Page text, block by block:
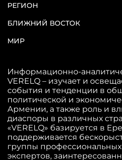
РЕГИОН
БЛИЖНИЙ ВОСТОК
МИР
Информационно-
VERELQ – изучает и
события и тенденции в
политической и
Армении, а также роль и
диаспоры в различных
«VERELQ» базируется в
поддерживается
группы
экспертов,